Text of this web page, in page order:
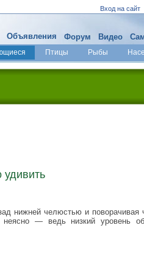
Вход на сайт
Птицы Рыбы
Объявления Форум Видео
удивить
нижней челюстью и
— ведь низкий уровень